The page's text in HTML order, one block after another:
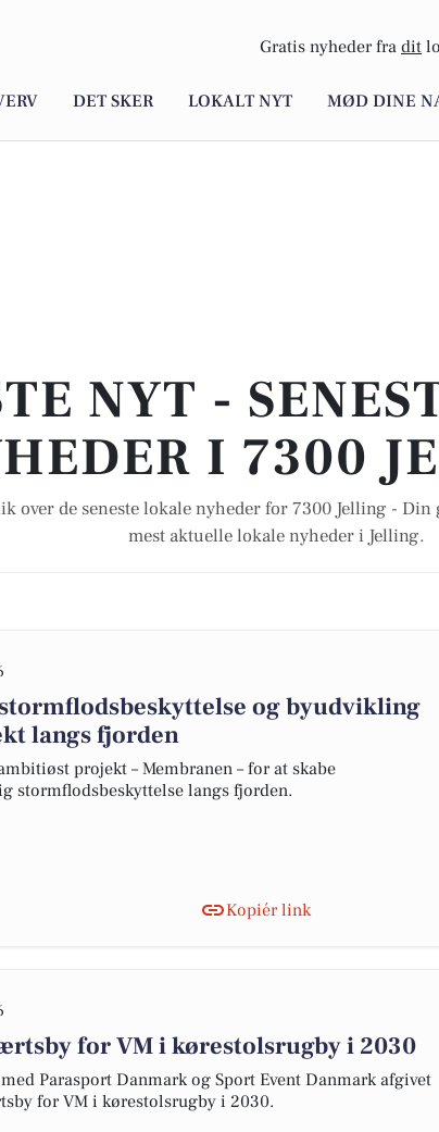
Gratis nyheder fra dit
DET SKER LOKALT NYT MØD DINE
NYT -
I 7300
over de seneste lokale nyheder for 7300 Jelling -
mest aktuelle lokale nyheder i Jelling.
og byudvikling
langs fjorden
projekt – Membranen – for at skabe
stormflodsbeskyttelse langs fjorden.
Kopiér link
for VM i kørestolsrugby i 2030
Parasport Danmark og Sport Event Danmark afgivet
for VM i kørestolsrugby i 2030.